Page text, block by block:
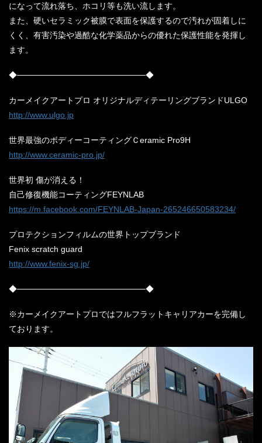
になって流れ落ち、ホコリ等も洗い流します。
また、硬いセラミック被膜で表面を保護するので汚れが固着しに
くく、有害汚染や過酷な化学薬品からの優れた保護性能を発揮し
ます。
◆──────────────────────◆
カーメイクアートプロ オリジナルディテーリングブランドULGO
http://www.ulgo.jp
世界最強のボディーコーティングＣeramic Pro9H
http://www.ceramic-pro.jp/
世界初 傷が消える！
自己修復機能コーティングFEYNLAB
https://m.facebook.com/FEYNLAB-Japan-265246650583234/
プロテクションフィルムの世界トップブランド
Fenix scratch guard
http://www.fenix-sg.jp/
◆──────────────────────◆
※カーメイクアートプロではフルフラットキャリアカーを完備し
ております。